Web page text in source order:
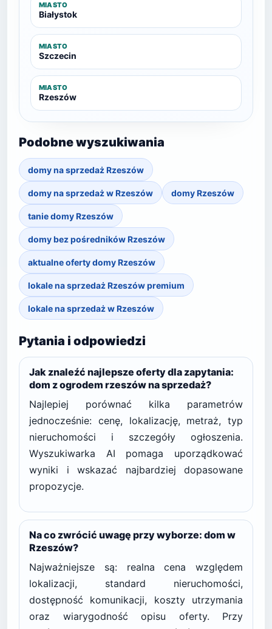
MIASTO
Białystok
MIASTO
Szczecin
MIASTO
Rzeszów
Podobne wyszukiwania
domy na sprzedaż Rzeszów
domy na sprzedaż w Rzeszów domy Rzeszów
tanie domy Rzeszów
domy bez pośredników Rzeszów
aktualne oferty domy Rzeszów
lokale na sprzedaż Rzeszów premium
lokale na sprzedaż w Rzeszów
Pytania i odpowiedzi
Jak znaleźć najlepsze oferty dla zapytania:
dom z ogrodem rzeszów na sprzedaż?
Najlepiej porównać kilka parametrów
jednocześnie: cenę, lokalizację, metraż, typ
nieruchomości i szczegóły ogłoszenia.
Wyszukiwarka AI pomaga uporządkować
wyniki i wskazać najbardziej dopasowane
propozycje.
Na co zwrócić uwagę przy wyborze: dom w
Rzeszów?
Najważniejsze są: realna cena względem
lokalizacji, standard nieruchomości,
dostępność komunikacji, koszty utrzymania
oraz wiarygodność opisu oferty. Przy